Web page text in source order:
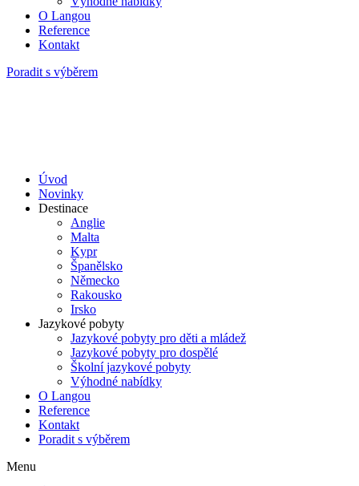
O Langou
Reference
Kontakt
Poradit s výběrem
Úvod
Novinky
Destinace
Anglie
Malta
Kypr
Španělsko
Německo
Rakousko
Irsko
Jazykové pobyty
Jazykové pobyty pro děti a mládež
Jazykové pobyty pro dospělé
Školní jazykové pobyty
Výhodné nabídky
O Langou
Reference
Kontakt
Poradit s výběrem
Menu